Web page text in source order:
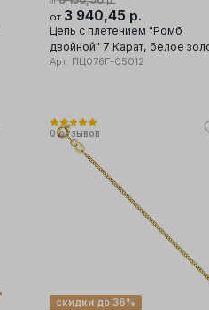
от 3 940,45 р.
Цепь с плетением "Ромб
двойной" 7 Карат, белое
585 проба
Арт. ПЦ076Г-05012
0 отзывов
скидки до 36%